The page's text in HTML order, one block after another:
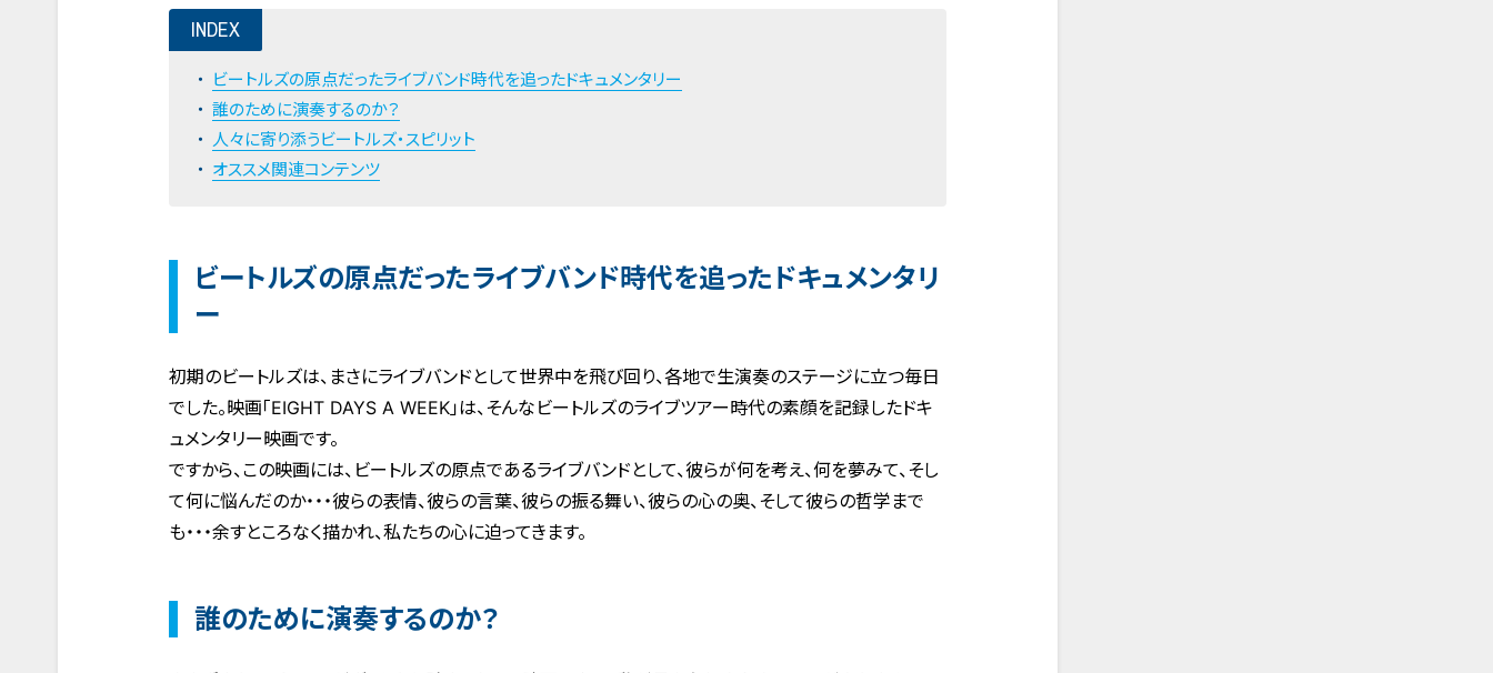
INDEX
ビートルズの原点だったライブバンド時代を追ったドキュメンタリー
誰のために演奏するのか？
人々に寄り添うビートルズ・スピリット
オススメ関連コンテンツ
ビートルズの原点だったライブバンド時代を追ったドキュメンタリ
ー
初期のビートルズは、まさにライブバンドとして世界中を飛び回り、各地で生演奏のステージに立つ毎日
でした。映画「EIGHT DAYS A WEEK」は、そんなビートルズのライブツアー時代の素顔を記録したドキ
ュメンタリー映画です。
ですから、この映画には、ビートルズの原点であるライブバンドとして、彼らが何を考え、何を夢みて、そし
て何に悩んだのか・・・彼らの表情、彼らの言葉、彼らの振る舞い、彼らの心の奥、そして彼らの哲学まで
も・・・余すところなく描かれ、私たちの心に迫ってきます。
誰のために演奏するのか？